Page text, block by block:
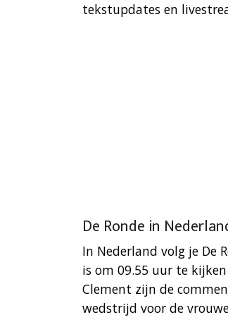
tekstupdates en
De Ronde in
In Nederland volg je De
is om 09.55 uur te kijken
Clement zijn de
wedstrijd voor de